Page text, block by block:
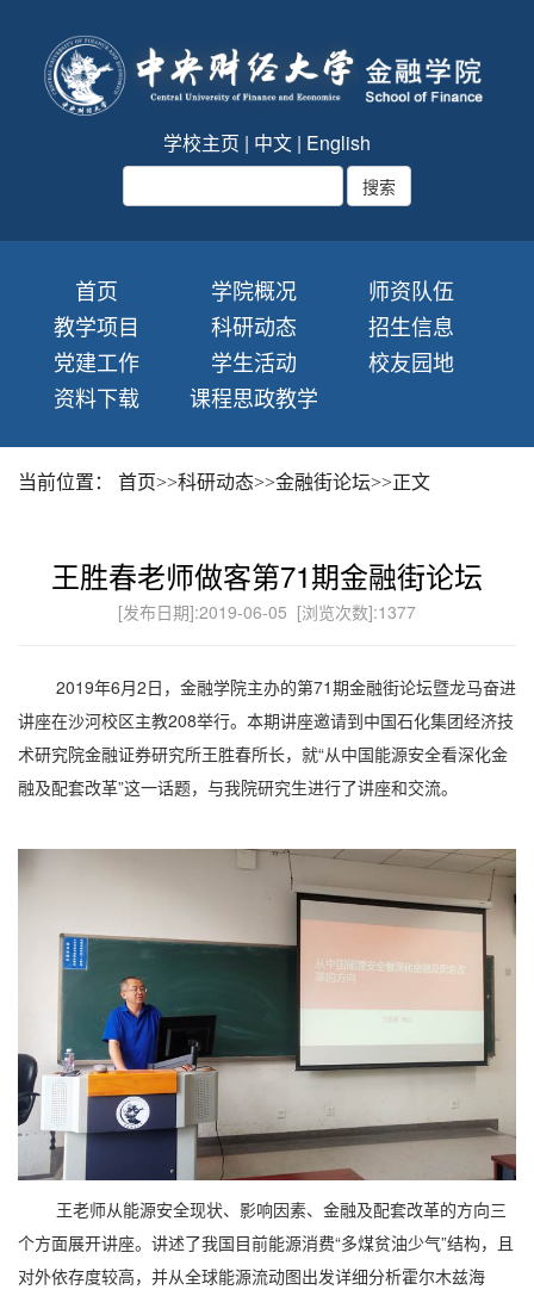
学校主页 | 中文 | English
首页 学院概况
师资队伍
教学项目
科研动态
招生信息
党建工作
学生活动
校友园地
资料下载
课程思政教学
当前位置： 首页>>科研动态>>金融街论坛>>正文
王胜春老师做客第71期金融街论坛
[发布日期]:2019-06-05 [浏览次数]:1377
2019年6月2日，金融学院主办的第71期金融街论坛暨龙马奋进
讲座在沙河校区主教208举行。本期讲座邀请到中国石化集团经济技
术研究院金融证券研究所王胜春所长，就“从中国能源安全看深化金
融及配套改革”这一话题，与我院研究生进行了讲座和交流。
王老师从能源安全现状、影响因素、金融及配套改革的方向三
个方面展开讲座。讲述了我国目前能源消费“多煤贫油少气”结构，且
对外依存度较高，并从全球能源流动图出发详细分析霍尔木兹海